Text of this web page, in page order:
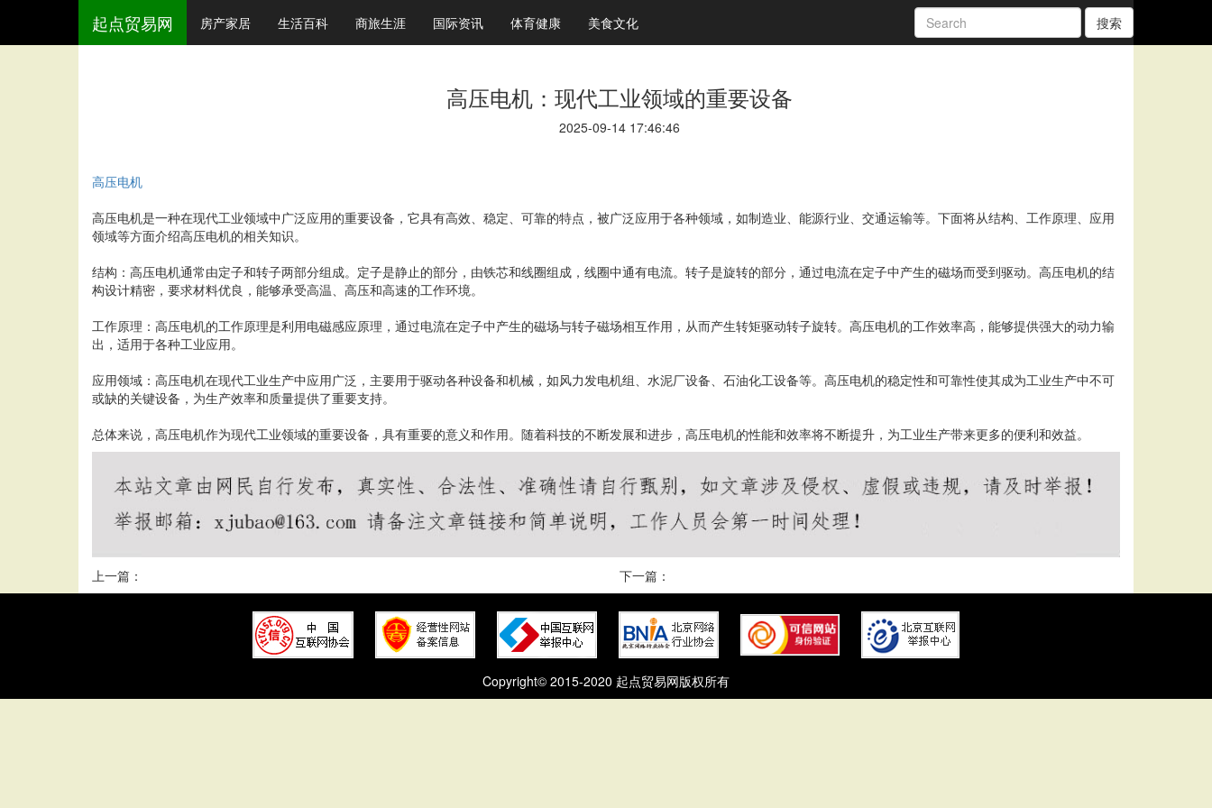
起点贸易网 房产家居 生活百科 商旅生涯 国际资讯 体育健康 美食文化 搜索
高压电机：现代工业领域的重要设备
2025-09-14 17:46:46
高压电机
高压电机是一种在现代工业领域中广泛应用的重要设备，它具有高效、稳定、可靠的特点，被广泛应用于各种领域，如制造业、能源行业、交通运输等。下面将从结构、工作原理、应用
领域等方面介绍高压电机的相关知识。
结构：高压电机通常由定子和转子两部分组成。定子是静止的部分，由铁芯和线圈组成，线圈中通有电流。转子是旋转的部分，通过电流在定子中产生的磁场而受到驱动。高压电机的结
构设计精密，要求材料优良，能够承受高温、高压和高速的工作环境。
工作原理：高压电机的工作原理是利用电磁感应原理，通过电流在定子中产生的磁场与转子磁场相互作用，从而产生转矩驱动转子旋转。高压电机的工作效率高，能够提供强大的动力输
出，适用于各种工业应用。
应用领域：高压电机在现代工业生产中应用广泛，主要用于驱动各种设备和机械，如风力发电机组、水泥厂设备、石油化工设备等。高压电机的稳定性和可靠性使其成为工业生产中不可
或缺的关键设备，为生产效率和质量提供了重要支持。
总体来说，高压电机作为现代工业领域的重要设备，具有重要的意义和作用。随着科技的不断发展和进步，高压电机的性能和效率将不断提升，为工业生产带来更多的便利和效益。
上一篇： 下一篇：
Copyright© 2015-2020 起点贸易网版权所有